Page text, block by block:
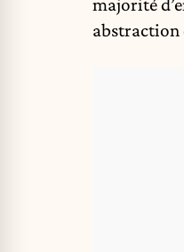
majorité
abstraction